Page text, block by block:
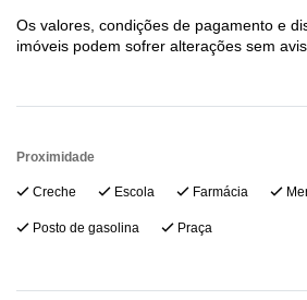
Os valores, condições de pagamento e
imóveis podem sofrer alterações sem
Proximidade
Creche Escola Farmácia
Posto de gasolina Praça